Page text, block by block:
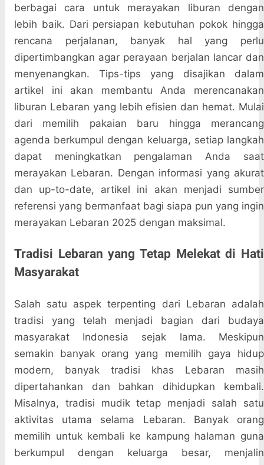
berbagai cara untuk merayakan liburan dengan
lebih baik. Dari persiapan kebutuhan pokok hingga
rencana perjalanan, banyak hal yang perlu
dipertimbangkan agar perayaan berjalan lancar dan
menyenangkan. Tips-tips yang disajikan dalam
artikel ini akan membantu Anda merencanakan
liburan Lebaran yang lebih efisien dan hemat. Mulai
dari memilih pakaian baru hingga merancang
agenda berkumpul dengan keluarga, setiap langkah
dapat meningkatkan pengalaman Anda saat
merayakan Lebaran. Dengan informasi yang akurat
dan up-to-date, artikel ini akan menjadi sumber
referensi yang bermanfaat bagi siapa pun yang ingin
merayakan Lebaran 2025 dengan maksimal.
Tradisi Lebaran yang Tetap Melekat di Hati
Masyarakat
Salah satu aspek terpenting dari Lebaran adalah
tradisi yang telah menjadi bagian dari budaya
masyarakat Indonesia sejak lama. Meskipun
semakin banyak orang yang memilih gaya hidup
modern, banyak tradisi khas Lebaran masih
dipertahankan dan bahkan dihidupkan kembali.
Misalnya, tradisi mudik tetap menjadi salah satu
aktivitas utama selama Lebaran. Banyak orang
memilih untuk kembali ke kampung halaman guna
berkumpul dengan keluarga besar, menjalin